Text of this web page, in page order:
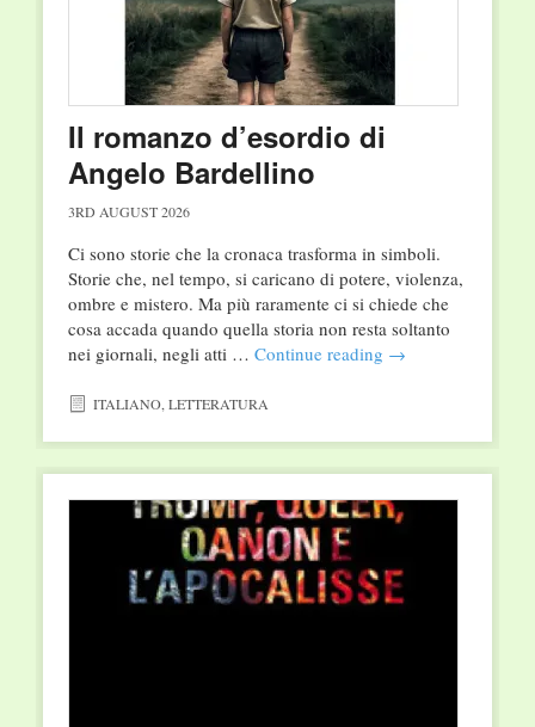
Il romanzo d’esordio di
Angelo Bardellino
3RD AUGUST 2026
Ci sono storie che la cronaca trasforma in simboli.
Storie che, nel tempo, si caricano di potere, violenza,
ombre e mistero. Ma più raramente ci si chiede che
cosa accada quando quella storia non resta soltanto
nei giornali, negli atti … Continue reading →
ITALIANO, LETTERATURA